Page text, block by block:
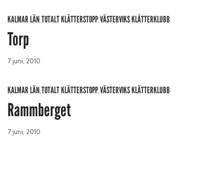
KALMAR LÄNTOTALT KLÄTTERSTOPPVÄSTERVIKS KLÄTTERKLUBB
Torp
7 juni, 2010
KALMAR LÄNTOTALT KLÄTTERSTOPPVÄSTERVIKS KLÄTTERKLUBB
Rammberget
7 juni, 2010